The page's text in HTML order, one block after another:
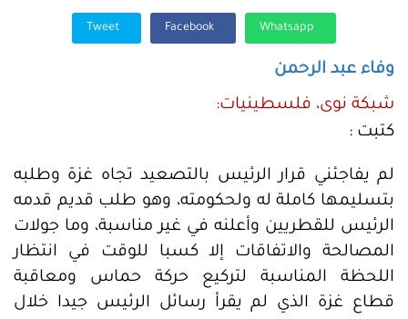
وفاء عبد الرحمن
شبكة نوى، فلسطينيات:
كتبت :
لم يفاجئني قرار الرئيس بالتصعيد تجاه غزة وطلبه
بتسليمها كاملة له ولحكومته، وهو طلب قديم قدمه
الرئيس للقطريين وأعلنه في غير مناسبة، وما جولات
المصالحة والاتفاقات إلا كسبا للوقت في انتظار
اللحظة المناسبة لتركيع حركة حماس ومعاقبة
قطاع غزة الذي لم يقرأ رسائل الرئيس جيدا خلال